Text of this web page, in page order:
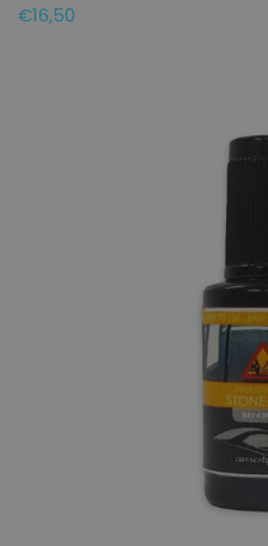
€16,50